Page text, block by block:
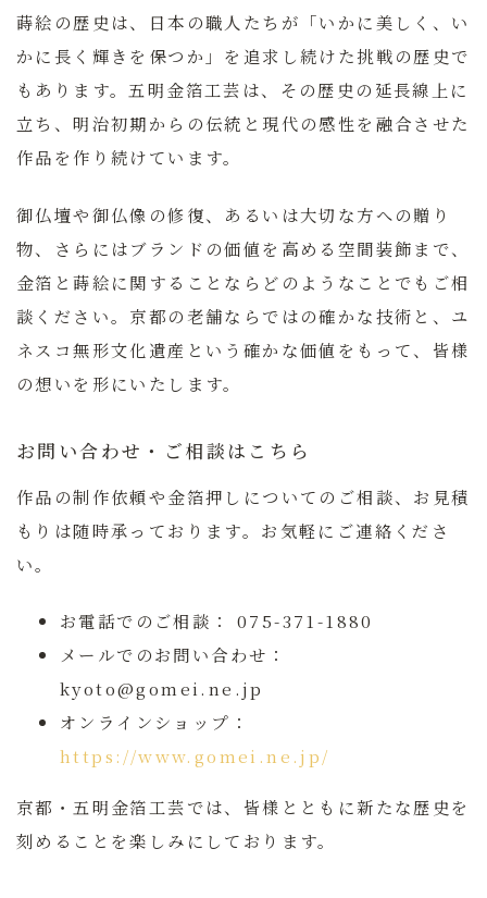
蒔絵の歴史は、日本の職人たちが「いかに美しく、い
かに長く輝きを保つか」を追求し続けた挑戦の歴史で
もあります。五明金箔工芸は、その歴史の延長線上に
立ち、明治初期からの伝統と現代の感性を融合させた
作品を作り続けています。
御仏壇や御仏像の修復、あるいは大切な方への贈り
物、さらにはブランドの価値を高める空間装飾まで、
金箔と蒔絵に関することならどのようなことでもご相
談ください。京都の老舗ならではの確かな技術と、ユ
ネスコ無形文化遺産という確かな価値をもって、皆様
の想いを形にいたします。
お問い合わせ・ご相談はこちら
作品の制作依頼や金箔押しについてのご相談、お見積
もりは随時承っております。お気軽にご連絡くださ
い。
お電話でのご相談：
075-371-1880
メールでのお問い合わせ：
kyoto@gomei.ne.jp
オンラインショップ：
https://www.gomei.ne.jp/
京都・五明金箔工芸では、皆様とともに新たな歴史を
刻めることを楽しみにしております。